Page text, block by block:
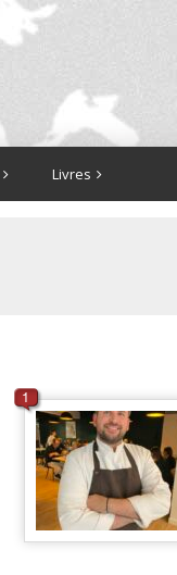
Livres
1